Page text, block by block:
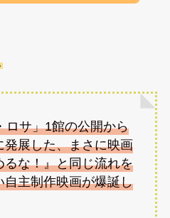
ロサ」1館の公開から
発展した、まさに映画
るな！』と同じ流れを
自主制作映画が爆誕し